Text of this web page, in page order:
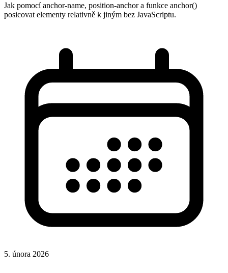
Jak pomocí anchor-name, position-anchor a funkce anchor()
posicovat elementy relativně k jiným bez JavaScriptu.
5. února 2026